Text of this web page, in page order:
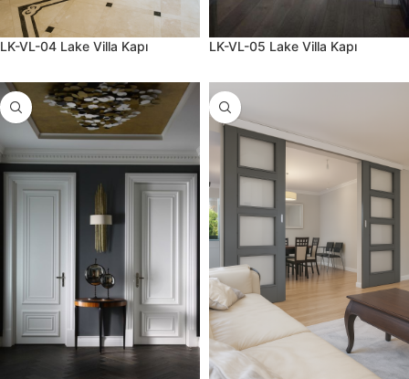
LK-VL-04 Lake Villa Kapı LK-VL-05 Lake Villa Kapı